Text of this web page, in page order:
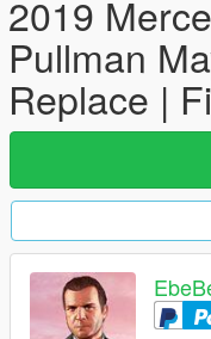
2019
Pullman
Replace |